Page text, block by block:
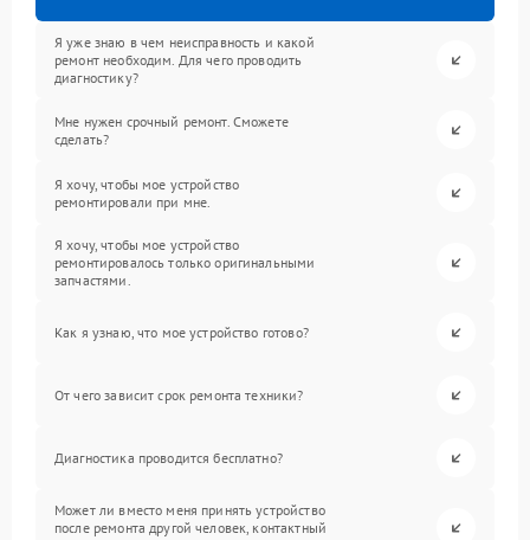
Я уже знаю в чем неисправность и какой
ремонт необходим. Для чего проводить
диагностику?
Мне нужен срочный ремонт. Сможете
сделать?
Я хочу, чтобы мое устройство
ремонтировали при мне.
Я хочу, чтобы мое устройство
ремонтировалось только оригинальными
запчастями.
Как я узнаю, что мое устройство готово?
От чего зависит срок ремонта техники?
Диагностика проводится бесплатно?
Может ли вместо меня принять устройство
после ремонта другой человек, контактный